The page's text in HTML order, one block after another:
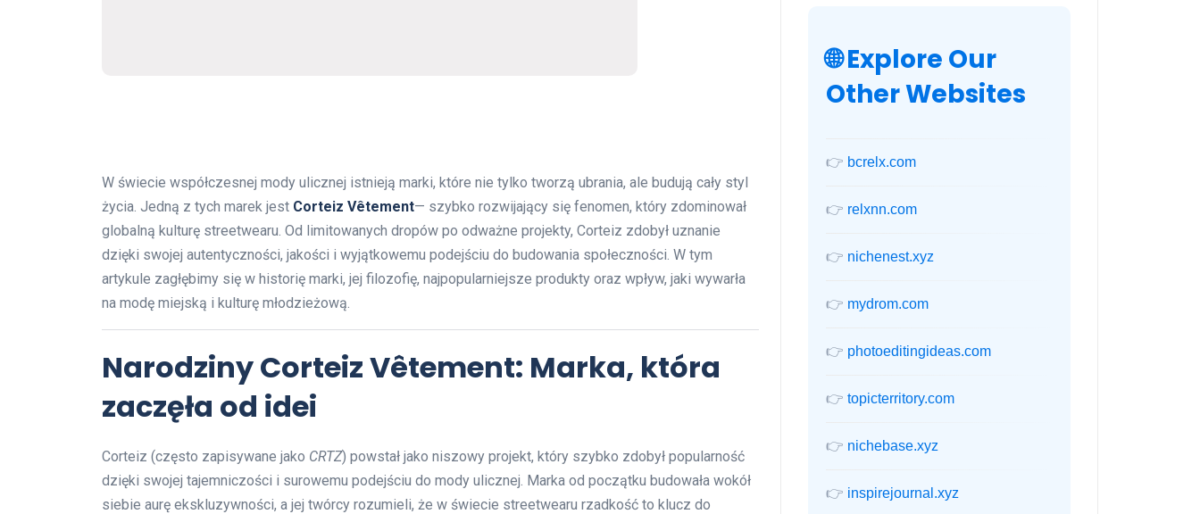
W świecie współczesnej mody ulicznej istnieją marki, które nie tylko tworzą ubrania, ale budują cały styl
życia. Jedną z tych marek jest Corteiz Vêtement— szybko rozwijający się fenomen, który zdominował
globalną kulturę streetwearu. Od limitowanych dropów po odważne projekty, Corteiz zdobył uznanie
dzięki swojej autentyczności, jakości i wyjątkowemu podejściu do budowania społeczności. W tym
artykule zagłębimy się w historię marki, jej filozofię, najpopularniejsze produkty oraz wpływ, jaki wywarła
na modę miejską i kulturę młodzieżową.
Narodziny Corteiz Vêtement: Marka, która
zaczęła od idei
Corteiz (często zapisywane jako CRTZ) powstał jako niszowy projekt, który szybko zdobył popularność
dzięki swojej tajemniczości i surowemu podejściu do mody ulicznej. Marka od początku budowała wokół
siebie aurę ekskluzywności, a jej twórcy rozumieli, że w świecie streetwearu rzadkość to klucz do
🌐 Explore Our
Other Websites
👉 bcrelx.com
👉 relxnn.com
👉 nichenest.xyz
👉 mydrom.com
👉 photoeditingideas.com
👉 topicterritory.com
👉 nichebase.xyz
👉 inspirejournal.xyz